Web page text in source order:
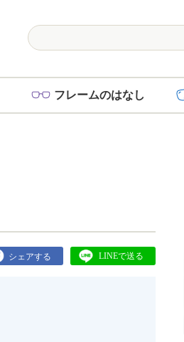
フレームのはなし